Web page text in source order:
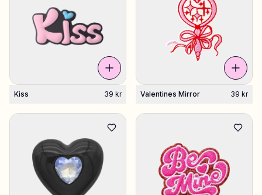
Kiss 39 kr Valentines Mirror 39 kr